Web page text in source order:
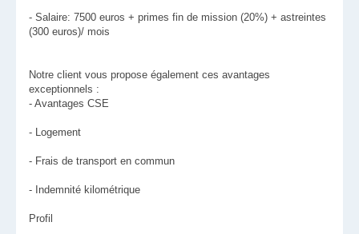
- Salaire: 7500 euros + primes fin de mission (20%) + astreintes
(300 euros)/ mois
Notre client vous propose également ces avantages
exceptionnels :
- Avantages CSE
- Logement
- Frais de transport en commun
- Indemnité kilométrique
Profil